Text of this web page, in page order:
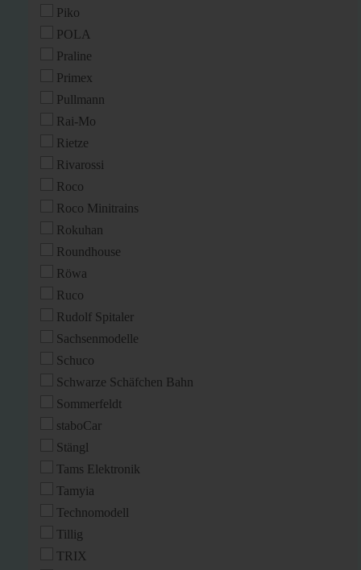
Piko
POLA
Praline
Primex
Pullmann
Rai-Mo
Rietze
Rivarossi
Roco
Roco Minitrains
Rokuhan
Roundhouse
Röwa
Ruco
Rudolf Spitaler
Sachsenmodelle
Schuco
Schwarze Schäfchen Bahn
Sommerfeldt
staboCar
Stängl
Tams Elektronik
Tamyia
Technomodell
Tillig
TRIX